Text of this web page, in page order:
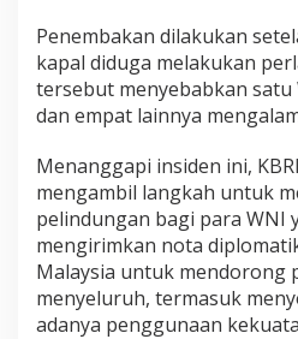
Penembakan dilakukan
kapal diduga melakukan
tersebut menyebabkan
dan empat lainnya
Menanggapi insiden ini,
mengambil langkah untuk
pelindungan bagi para WNI
mengirimkan nota
Malaysia untuk mendorong
menyeluruh, termasuk
adanya penggunaan